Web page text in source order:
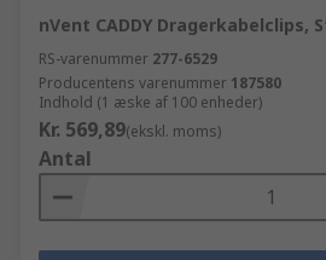
nVent CADDY Dragerkabelclips,
RS-varenummer 277-6529
Producentens varenummer 187580
Indhold (1 æske af 100 enheder)
Kr. 569,89(ekskl. moms)
Antal